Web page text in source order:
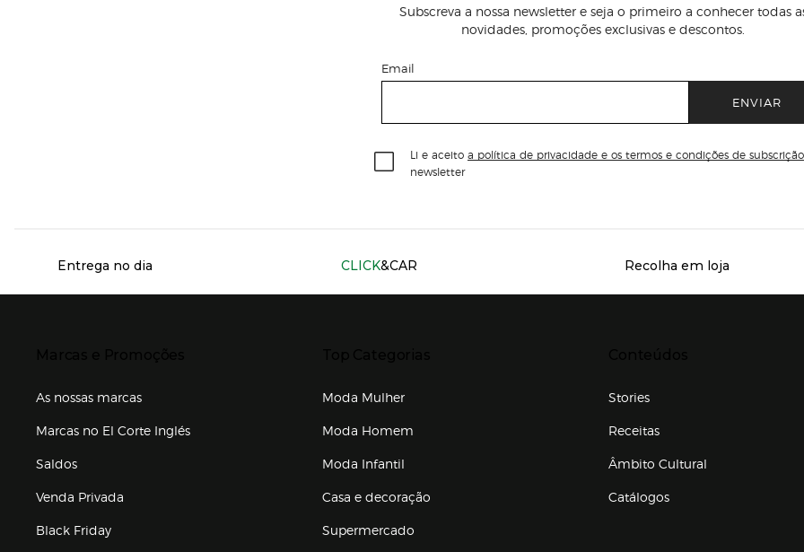
Subscreva a nossa newsletter e seja o primeiro a conhecer todas
novidades, promoções exclusivas e descontos.
Email
ENVIAR
Li e aceito a política de privacidade e os termos e condições de subscrição
newsletter
Servicios destacados
Entrega no dia CLICK&CAR Recolha em loja
As nossas marcas
Marcas no El Corte Inglés
Saldos
Venda Privada
Black Friday
Moda Mulher
Moda Homem
Moda Infantil
Casa e decoração
Supermercado
Stories
Receitas
Âmbito Cultural
Catálogos